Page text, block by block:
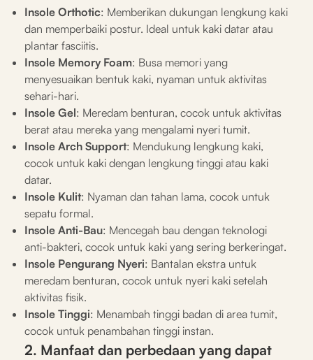
Insole Orthotic: Memberikan dukungan lengkung kaki
dan memperbaiki postur. Ideal untuk kaki datar atau
plantar fasciitis.
Insole Memory Foam: Busa memori yang
menyesuaikan bentuk kaki, nyaman untuk aktivitas
sehari-hari.
Insole Gel: Meredam benturan, cocok untuk aktivitas
berat atau mereka yang mengalami nyeri tumit.
Insole Arch Support: Mendukung lengkung kaki,
cocok untuk kaki dengan lengkung tinggi atau kaki
datar.
Insole Kulit: Nyaman dan tahan lama, cocok untuk
sepatu formal.
Insole Anti-Bau: Mencegah bau dengan teknologi
anti-bakteri, cocok untuk kaki yang sering berkeringat.
Insole Pengurang Nyeri: Bantalan ekstra untuk
meredam benturan, cocok untuk nyeri kaki setelah
aktivitas fisik.
Insole Tinggi: Menambah tinggi badan di area tumit,
cocok untuk penambahan tinggi instan.
2. Manfaat dan perbedaan yang dapat